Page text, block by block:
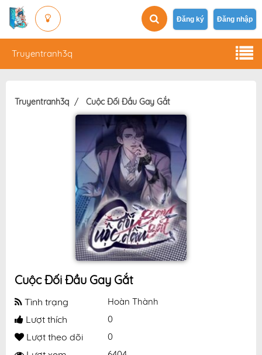
Đăng ký Đăng nhập
Truyentranh3q
Truyentranh3q Cuộc Đối Đầu Gay Gắt
Cuộc Đối Đầu Gay Gắt
Tình trạng Hoàn Thành
Lượt thích 0
Lượt theo dõi 0